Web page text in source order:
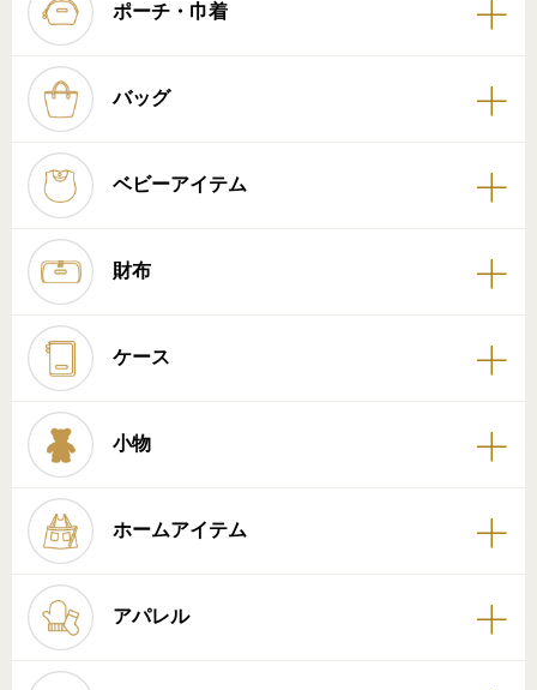
ポーチ・巾着
バッグ
ベビーアイテム
財布
ケース
小物
ホームアイテム
アパレル